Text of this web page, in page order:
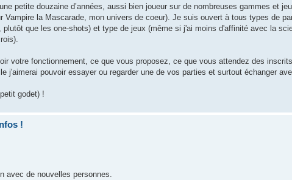
petite douzaine d’années, aussi bien joueur sur de nombreuses gammes et
Vampire la Mascarade, mon univers de coeur). Je suis ouvert à tous types de
que les one-shots) et type de jeux (même si j'ai moins d'affinité avec la
votre fonctionnement, ce que vous proposez, ce que vous attendez des
j'aimerai pouvoir essayer ou regarder une de vos parties et surtout échanger
godet) !
!
avec de nouvelles personnes.